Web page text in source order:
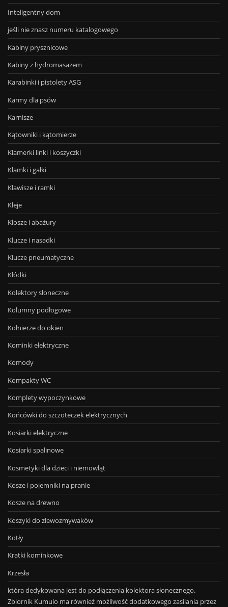
Inteligentny dom
jeśli nie znasz numeru katalogowego
Kabiny prysznicowe
Kabiny z hydromasażem
Karabinki i pistolety ASG
Karmy dla psów
Karnisze
Kątowniki i kątomierze
Klamerki linki i koszyczki
Klamki i gałki
Klawisze i ramki
Kleje
Klosze i abażury
Klucze i nasadki
Klucze pneumatyczne
Kłódki
Kolektory słoneczne
Kolumny podłogowe
Kołnierze do okien
Kominki elektryczne
Komody
Kompakty WC
Komplety wypoczynkowe
Końcówki do szczoteczek elektrycznych
Kosiarki elektryczne
Kosiarki spalinowe
Kosmetyki dla dzieci i niemowląt
Kosze i pojemniki na pranie
Kosze na drewno
Koszyki do zlewozmywaków
Kotły
Kratki kominkowe
Krzesła
która dedykowana jest do podłączenia kolektora słonecznego.
Zbiornik Kumulo ma również możliwość dodatkowego zasilania przez